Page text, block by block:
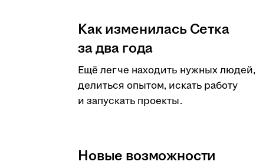
Как изменилась Сетка
за два года
Ещё легче находить нужных людей,
делиться опытом, искать работу
и запускать проекты.
Новые возможности